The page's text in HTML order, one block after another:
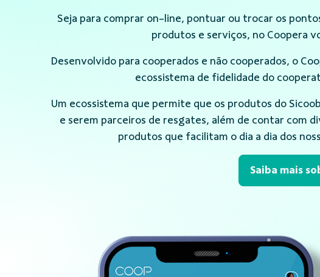
Seja para comprar on-line, pontuar ou trocar os
produtos e serviços, no Coopera
Desenvolvido para cooperados e não cooperados, o
ecossistema de fidelidade do
Um ecossistema que permite que os produtos do
e serem parceiros de resgates, além de contar com
produtos que facilitam o dia a dia dos
Saiba mais